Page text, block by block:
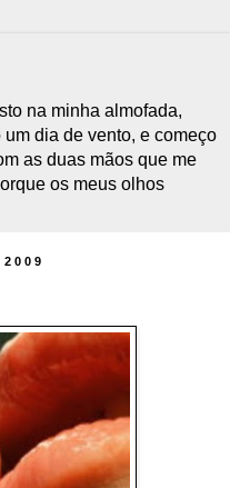
na minha almofada,
dia de vento, e começo
as duas mãos que me
os meus olhos